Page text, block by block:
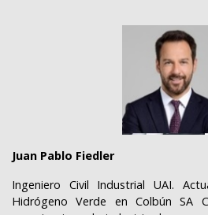
Juan Pablo Fiedler
Ingeniero Civil Industrial UAI.
Hidrógeno Verde en Colbún SA